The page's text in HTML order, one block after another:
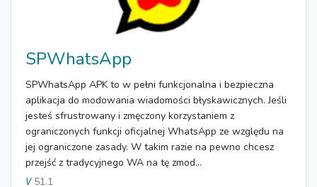
SPWhatsApp
SPWhatsApp APK to w pełni funkcjonalna i bezpieczna
aplikacja do modowania wiadomości błyskawicznych. Jeśli
jesteś sfrustrowany i zmęczony korzystaniem z
ograniczonych funkcji oficjalnej WhatsApp ze względu na
jej ograniczone zasady. W takim razie na pewno chcesz
przejść z tradycyjnego WA na tę zmod...
V51.1